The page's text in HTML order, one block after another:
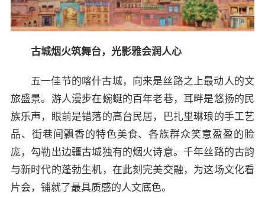
古城烟火筑舞台，光影雅会润人心
五一佳节的喀什古城，向来是丝路之上最动人的文
旅盛景。游人漫步在蜿蜒的百年老巷，耳畔是悠扬的民
族乐声，眼前是错落的高台民居，巴扎里琳琅的手工艺
品、街巷间飘香的特色美食、各族群众笑意盈盈的脸
庞，勾勒出边疆古城独有的烟火诗意。千年丝路的古韵
与新时代的蓬勃生机，在此刻完美交融，为这场文化看
片会，铺就了最具质感的人文底色。